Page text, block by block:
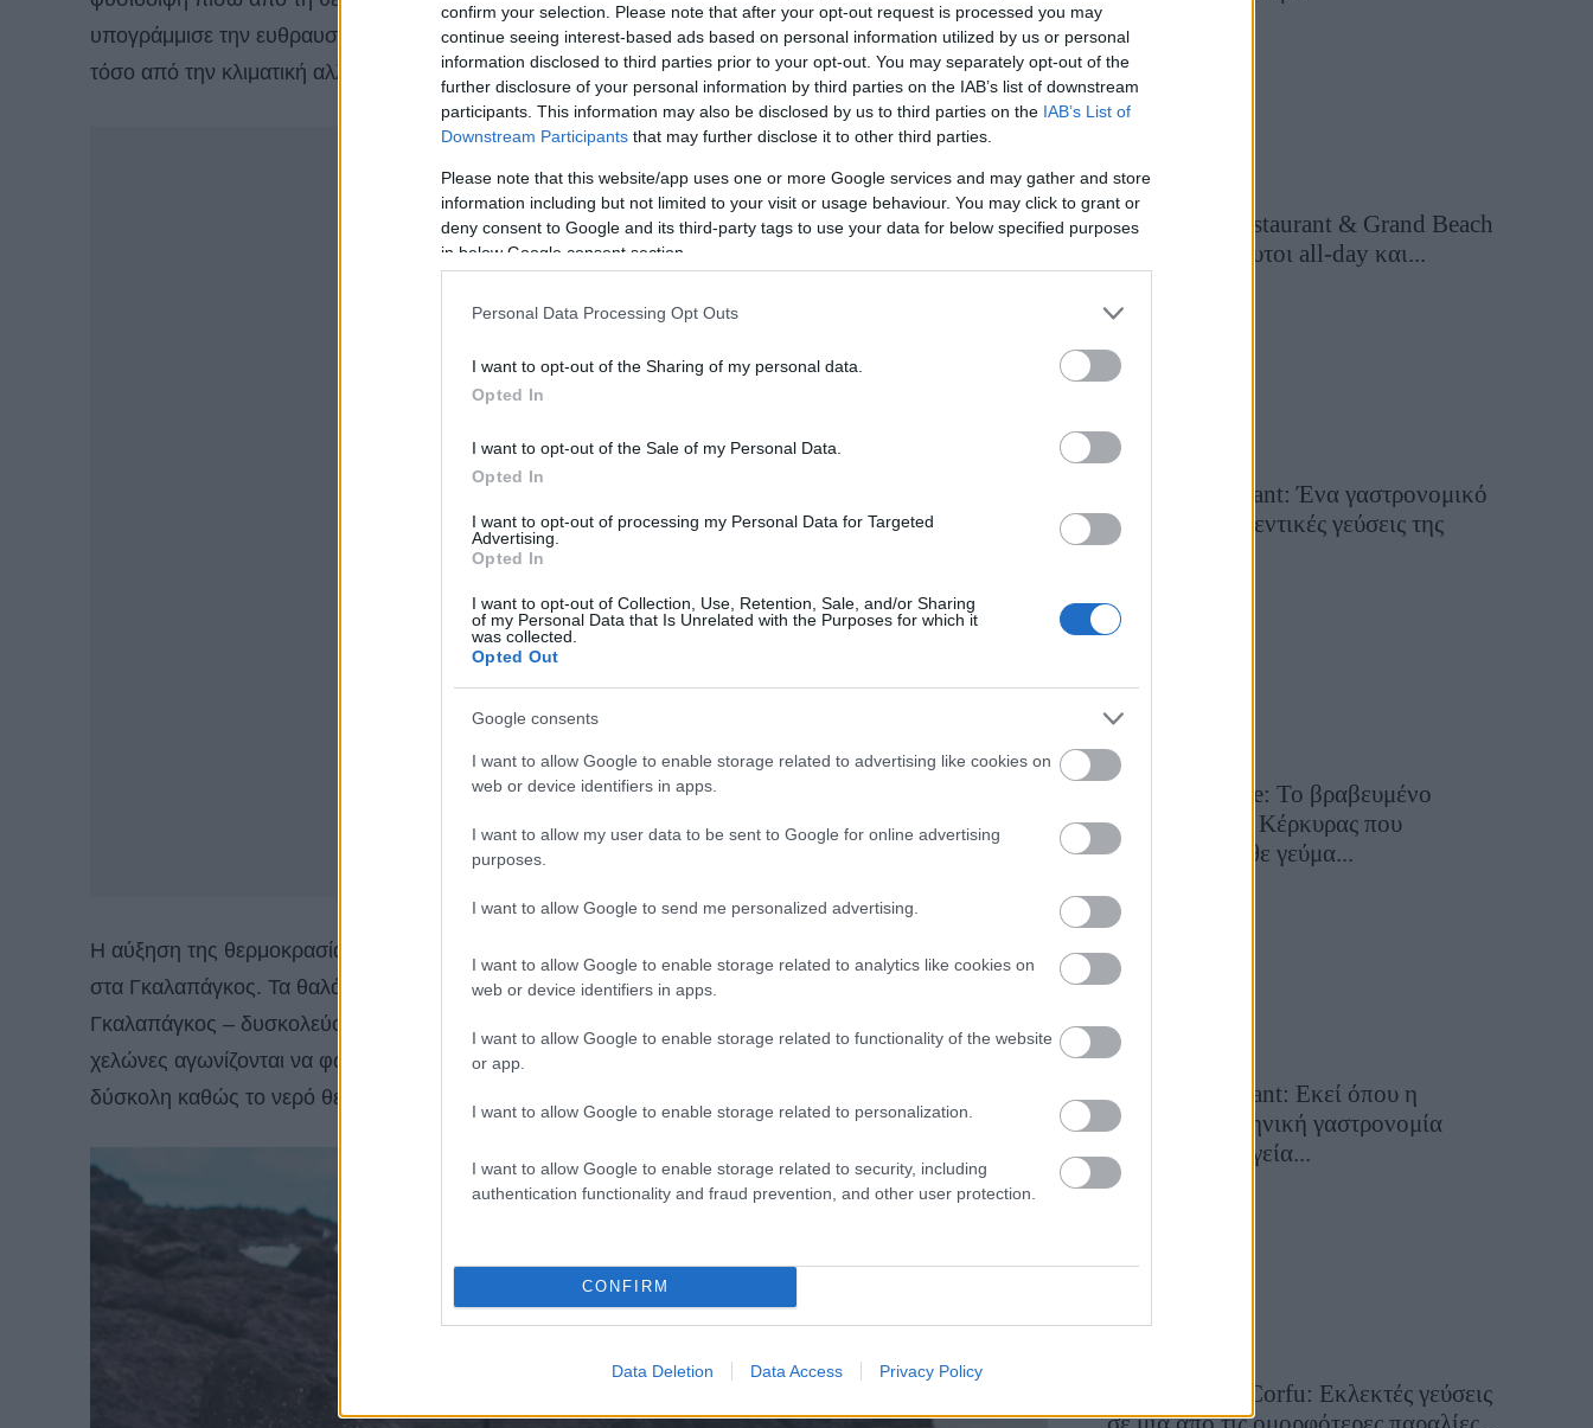
confirm your selection. Please note that after your opt-out request is processed you may
continue seeing interest-based ads based on personal information utilized by us or personal
information disclosed to third parties prior to your opt-out. You may separately opt-out of the
further disclosure of your personal information by third parties on the IAB’s list of downstream
participants. This information may also be disclosed by us to third parties on the IAB’s List of
Downstream Participants that may further disclose it to other third parties.
Please note that this website/app uses one or more Google services and may gather and store
information including but not limited to your visit or usage behaviour. You may click to grant or
deny consent to Google and its third-party tags to use your data for below specified purposes
in below Google consent section.
Personal Data Processing Opt Outs
I want to opt-out of the Sharing of my personal data.
Opted In
I want to opt-out of the Sale of my Personal Data.
Opted In
I want to opt-out of processing my Personal Data for Targeted
Advertising.
Opted In
I want to opt-out of Collection, Use, Retention, Sale, and/or Sharing
of my Personal Data that Is Unrelated with the Purposes for which it
was collected.
Opted Out
Google consents
I want to allow Google to enable storage related to advertising like cookies on
web or device identifiers in apps.
I want to allow my user data to be sent to Google for online advertising
purposes.
I want to allow Google to send me personalized advertising.
I want to allow Google to enable storage related to analytics like cookies on
web or device identifiers in apps.
I want to allow Google to enable storage related to functionality of the website
or app.
I want to allow Google to enable storage related to personalization.
I want to allow Google to enable storage related to security, including
authentication functionality and fraud prevention, and other user protection.
CONFIRM
Data Deletion Data Access Privacy Policy
υπογράμμισε την ευθραυστότητα ενός απομακρυσμένου αρχιπελάγους που δέχεται αυξημένες πιέσεις
τόσο από την κλιματική αλλαγή όσο και από τα χωροκατακτητικά είδη.
- Advertisement -
Η αύξηση της θερμοκρασίας των ωκεανών επηρεάζει τις πηγές τροφής πολλών από τα θαλάσσια ζώα
στα Γκαλαπάγκος. Τα θαλάσσια ιγκουάνα – ένα από τα πολλά είδη που είναι ενδημικά ή μοναδικά στα
Γκαλαπάγκος – δυσκολεύονται να βρουν τα κόκκινα και πράσινα φύκια που προτιμούν. Οι θαλάσσιες
χελώνες αγωνίζονται να φωλιάσουν σε υψηλότερες θερμοκρασίες. Η ανατροφή τους γίνεται πιο
δύσκολη καθώς το νερό θερμαίνεται και υπάρχουν λιγότερα θρεπτικά συστατικά.
Grand Asia Restaurant & Grand Beach
Club: Οι απόλυτοι all-day και...
Tsapis Restaurant: Ένα γαστρονομικό
ταξίδι στις αυθεντικές γεύσεις της
Σίφνου!
Toula’s Seaside: Το βραβευμένο
εστιατόριο της Κέρκυρας που
μετατρέπει κάθε γεύμα...
Cavos Restaurant: Εκεί όπου η
αυθεντική ελληνική γαστρονομία
συναντά τη μαγεία...
28 Ιουλίου 2026, 10:58
Aiolia Avlaki Corfu: Εκλεκτές γεύσεις